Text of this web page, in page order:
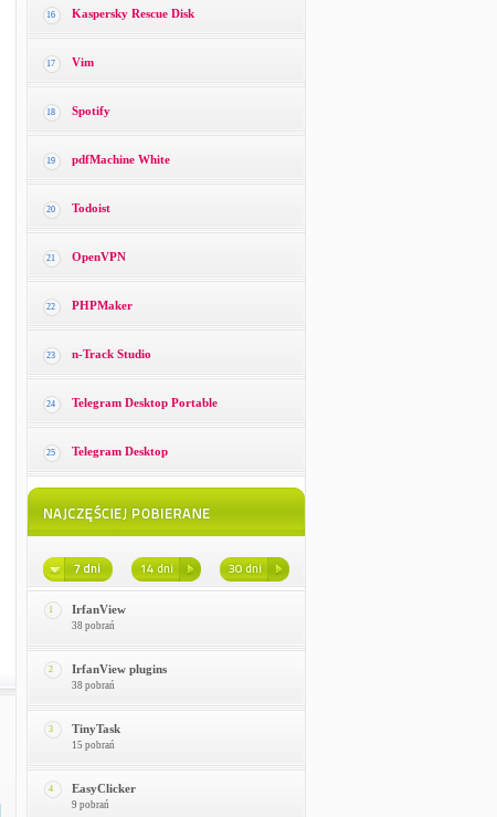
16 Kaspersky Rescue Disk
17 Vim
18 Spotify
19 pdfMachine White
20 Todoist
21 OpenVPN
22 PHPMaker
23 n-Track Studio
24 Telegram Desktop Portable
25 Telegram Desktop
1 IrfanView
38 pobrań
2 IrfanView plugins
38 pobrań
3 TinyTask
15 pobrań
4 EasyClicker
9 pobrań